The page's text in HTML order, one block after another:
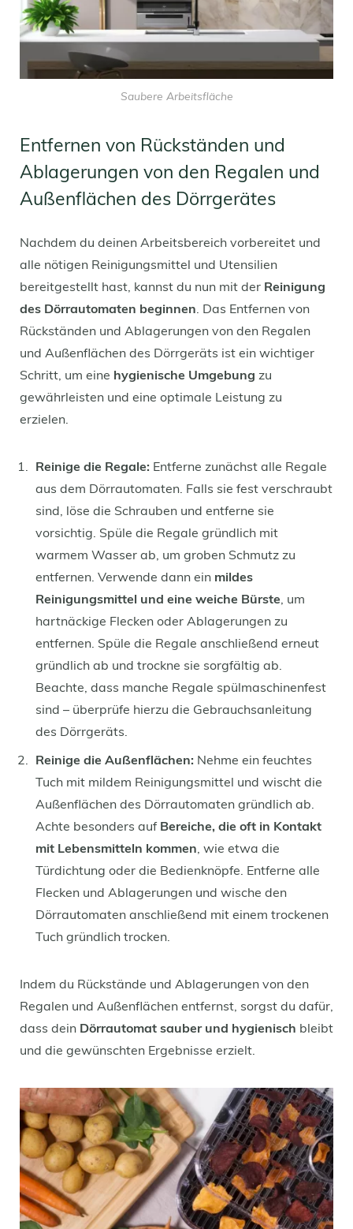
Saubere Arbeitsfläche
Entfernen von Rückständen und
Ablagerungen von den Regalen und
Außenflächen des Dörrgerätes
Nachdem du deinen Arbeitsbereich vorbereitet und
alle nötigen Reinigungsmittel und Utensilien
bereitgestellt hast, kannst du nun mit der Reinigung
des Dörrautomaten beginnen. Das Entfernen von
Rückständen und Ablagerungen von den Regalen
und Außenflächen des Dörrgeräts ist ein wichtiger
Schritt, um eine hygienische Umgebung zu
gewährleisten und eine optimale Leistung zu
erzielen.
Reinige die Regale: Entferne zunächst alle Regale
aus dem Dörrautomaten. Falls sie fest verschraubt
sind, löse die Schrauben und entferne sie
vorsichtig. Spüle die Regale gründlich mit
warmem Wasser ab, um groben Schmutz zu
entfernen. Verwende dann ein mildes
Reinigungsmittel und eine weiche Bürste, um
hartnäckige Flecken oder Ablagerungen zu
entfernen. Spüle die Regale anschließend erneut
gründlich ab und trockne sie sorgfältig ab.
Beachte, dass manche Regale spülmaschinenfest
sind – überprüfe hierzu die Gebrauchsanleitung
des Dörrgeräts.
Reinige die Außenflächen: Nehme ein feuchtes
Tuch mit mildem Reinigungsmittel und wischt die
Außenflächen des Dörrautomaten gründlich ab.
Achte besonders auf Bereiche, die oft in Kontakt
mit Lebensmitteln kommen, wie etwa die
Türdichtung oder die Bedienknöpfe. Entferne alle
Flecken und Ablagerungen und wische den
Dörrautomaten anschließend mit einem trockenen
Tuch gründlich trocken.
Indem du Rückstände und Ablagerungen von den
Regalen und Außenflächen entfernst, sorgst du dafür,
dass dein Dörrautomat sauber und hygienisch bleibt
und die gewünschten Ergebnisse erzielt.